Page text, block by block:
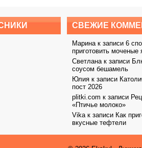
СВЕЖИЕ
Марина к записи 6
приготовить моченые
Светлана к записи
соусом бешамель
Юлия к записи
пост 2026
plitki.com к записи
«Птичье молоко»
Vika к записи Как
вкусные тефтели